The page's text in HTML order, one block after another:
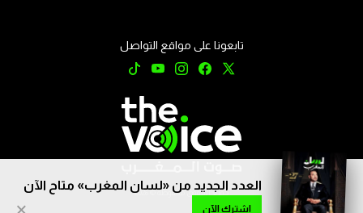
العدد الجديد من «لسان المغرب» متاح الآن
اشترك الآن ×
تابعونا على مواقع التواصل
جميع الحقوق محفوظة © 2026